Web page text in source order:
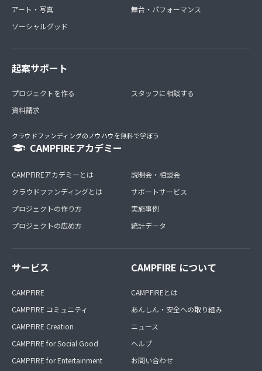
アート・写真
ソーシャルグッド
舞台・パフォーマンス
起案サポート
プロジェクトを作る
資料請求
スタッフに相談する
クラウドファンディングのノウハウを無料で学ぼう
CAMPFIREアカデミー
CAMPFIREアカデミーとは
クラウドファンディングとは
プロジェクトの作り方
プロジェクトの広め方
説明会・相談会
サポートサービス
実施事例
統計データ
サービス
CAMPFIRE
CAMPFIRE コミュニティ
CAMPFIRE Creation
CAMPFIRE for Social Good
CAMPFIRE for Entertainment
CAMPFIRE について
CAMPFIREとは
あんしん・安全への取り組み
ニュース
ヘルプ
お問い合わせ